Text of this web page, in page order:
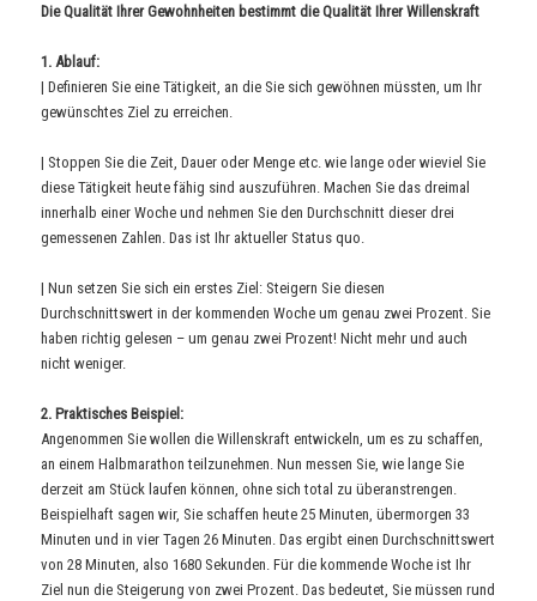
Die Qualität Ihrer Gewohnheiten bestimmt die Qualität Ihrer Willenskraft
1. Ablauf:
| Definieren Sie eine Tätigkeit, an die Sie sich gewöhnen müssten, um Ihr
gewünschtes Ziel zu erreichen.
| Stoppen Sie die Zeit, Dauer oder Menge etc. wie lange oder wieviel Sie
diese Tätigkeit heute fähig sind auszuführen. Machen Sie das dreimal
innerhalb einer Woche und nehmen Sie den Durchschnitt dieser drei
gemessenen Zahlen. Das ist Ihr aktueller Status quo.
| Nun setzen Sie sich ein erstes Ziel: Steigern Sie diesen
Durchschnittswert in der kommenden Woche um genau zwei Prozent. Sie
haben richtig gelesen – um genau zwei Prozent! Nicht mehr und auch
nicht weniger.
2. Praktisches Beispiel:
Angenommen Sie wollen die Willenskraft entwickeln, um es zu schaffen,
an einem Halbmarathon teilzunehmen. Nun messen Sie, wie lange Sie
derzeit am Stück laufen können, ohne sich total zu überanstrengen.
Beispielhaft sagen wir, Sie schaffen heute 25 Minuten, übermorgen 33
Minuten und in vier Tagen 26 Minuten. Das ergibt einen Durchschnittswert
von 28 Minuten, also 1680 Sekunden. Für die kommende Woche ist Ihr
Ziel nun die Steigerung von zwei Prozent. Das bedeutet, Sie müssen rund